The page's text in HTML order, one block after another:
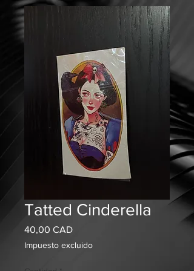
Tatted Cinderella
40,00 CADPrecio
Impuesto excluido